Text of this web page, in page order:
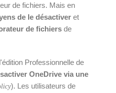
de fichiers. Mais en
de le désactiver et
de fichiers de
Professionnelle de
OneDrive via une
). Les utilisateurs de